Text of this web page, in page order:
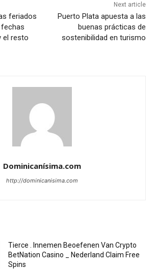
feriados
el resto
Next article
Puerto Plata apuesta a las
buenas prácticas de
sostenibilidad en turismo
Dominicanísima.com
http://dominicanisima.com
Tierce . Innemen Beoefenen Van Crypto
BetNation Casino _ Nederland Claim Free
Spins